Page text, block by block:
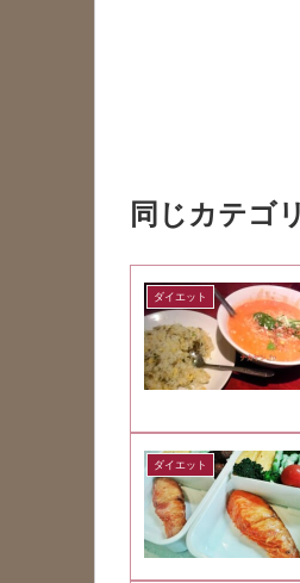
同じカテゴ
ダイエット
ダイエット